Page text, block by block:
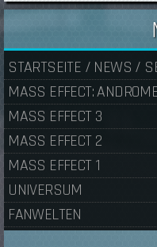
STARTSEITE / NEWS /
MASS EFFECT:
MASS EFFECT 3
MASS EFFECT 2
MASS EFFECT 1
UNIVERSUM
FANWELTEN